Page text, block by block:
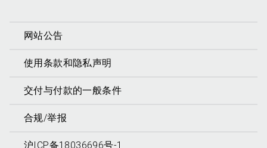
网站公告
使用条款和隐私声明
交付与付款的一般条件
合规/举报
沪ICP备18036696号-1